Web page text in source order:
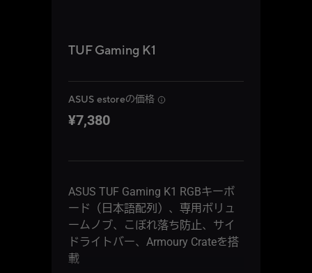
TUF Gaming K1
ASUS estoreの価格
¥7,380
ASUS TUF Gaming K1 RGBキーボ
ード（日本語配列）、専用ボリュ
ームノブ、こぼれ落ち防止、サイ
ドライトバー、Armoury Crateを搭
載